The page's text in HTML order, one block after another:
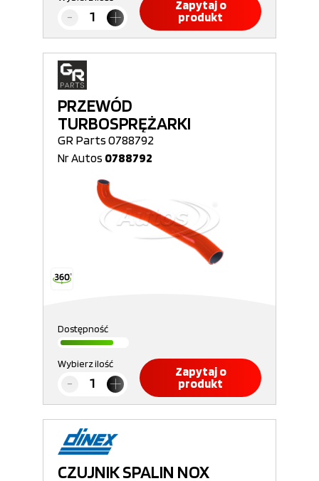
Zapytaj o
produkt
PRZEWÓD
TURBOSPRĘŻARKI
GR Parts 0788792
Nr Autos 0788792
Dostępność
Wybierz ilość
Zapytaj o
produkt
CZUJNIK SPALIN NOX